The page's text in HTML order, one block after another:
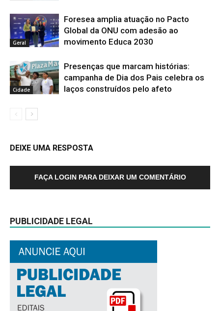
Geral
Foresea amplia atuação no Pacto
Global da ONU com adesão ao
movimento Educa 2030
Cidade
Presenças que marcam histórias:
campanha de Dia dos Pais celebra os
laços construídos pelo afeto
DEIXE UMA RESPOSTA
FAÇA LOGIN PARA DEIXAR UM COMENTÁRIO
PUBLICIDADE LEGAL